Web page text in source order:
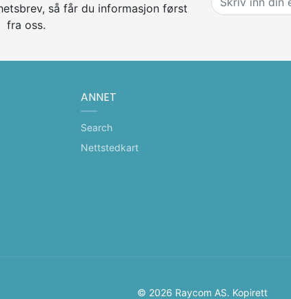
så får du informasjon først
fra oss.
ANNET
Search
Nettstedkart
© 2026 Raycom AS. Kopirett